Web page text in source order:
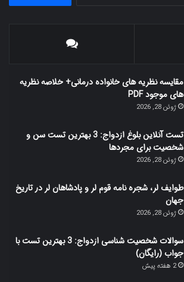
مقایسه نظریه های خانواده درمانی+ خلاصه نظریه
های موجود PDF
ژوئن 28, 2026
تست آنلاین بلوغ ازدواج: 3 بهترین تست سن و
شخصیت برای مجردها
ژوئن 28, 2026
طوایف لر، شجره نامه قوم لر و پادشاهان لر در تاریخ
جهان
ژوئن 28, 2026
سوالات شخصیت شناسی ازدواج: 3 بهترین تست با
جواب (رایگان)
2 هفته پیش